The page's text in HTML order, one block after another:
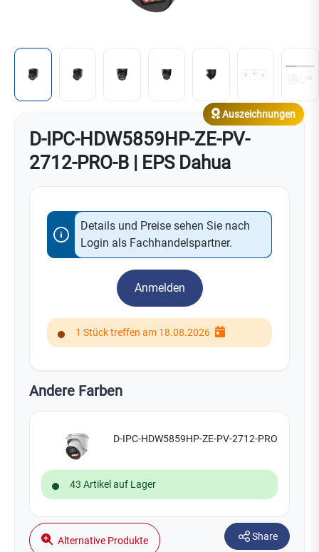
D-IPC-HDW5859HP-ZE-PV-
2712-PRO-B | EPS Dahua
Auszeichnungen
Details und Preise sehen Sie nach
Login als Fachhandelspartner.
Anmelden
1 Stück treffen am 18.08.2026
Andere Farben
D-IPC-HDW5859HP-ZE-PV-2712-PRO
43 Artikel auf Lager
Alternative Produkte Share